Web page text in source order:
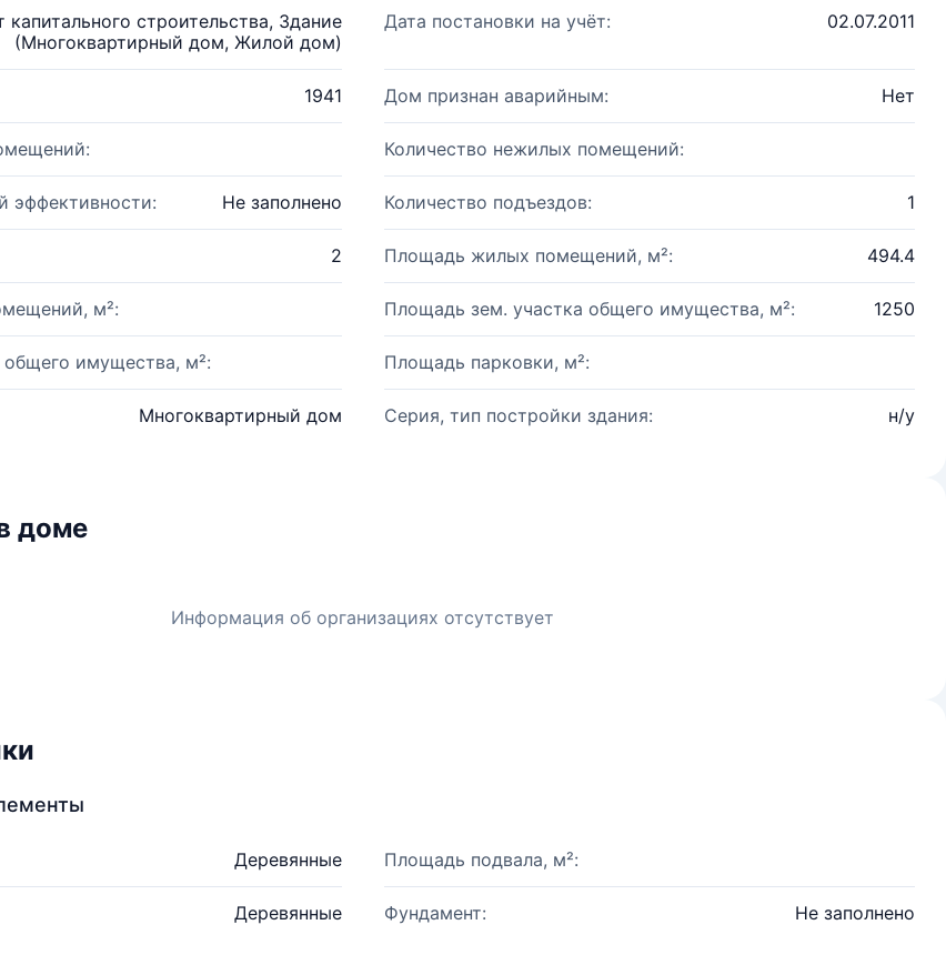
капитального строительства, Здание
(Многоквартирный дом, Жилой дом)
Дата постановки на учёт: 02.07.2011
1941 Дом признан аварийным: Нет
Количество нежилых помещений:
эффективности: Не заполнено Количество подъездов: 1
2 Площадь жилых помещений, м²: 494.4
м²: Площадь зем. участка общего имущества, м²: 1250
имущества, м²: Площадь парковки, м²:
Многоквартирный дом Серия, тип постройки здания: н/у
доме
Информация об организациях отсутствует
Деревянные Площадь подвала, м²:
Деревянные Фундамент: Не заполнено